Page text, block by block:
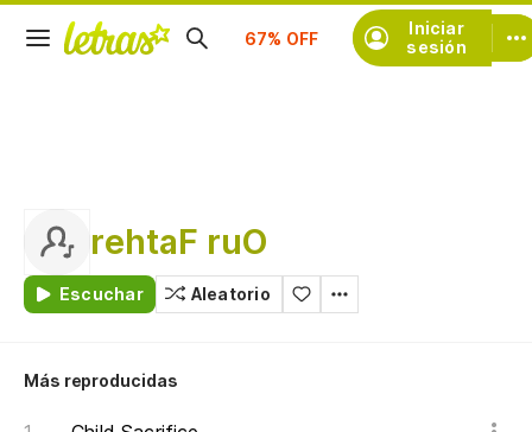
Iniciar
sesión
Suscríbete
rehtaF ruO
Escuchar Aleatorio
Más reproducidas